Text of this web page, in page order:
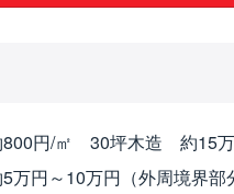
円/㎡ 30坪木造 約15
円～10万円（外周境界部